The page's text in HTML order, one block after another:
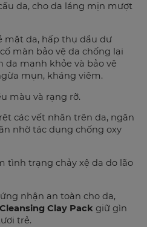
da, cho da láng mịn mượt
mặt da, hấp thụ dầu dư
màn bảo vệ da chống lại
da mạnh khỏe và bảo vệ
mụn, kháng viêm.
màu và rạng rỡ.
các vết nhăn trên da, ngăn
nhờ tác dụng chống oxy
tình trạng chảy xệ da do lão
nhận an toàn cho da,
Clay Pack giữ gìn
trẻ.